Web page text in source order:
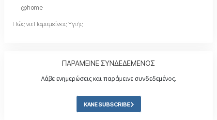
@home
Πώς να Παραμείνεις Υγιής
ΠΑΡΑΜΕΙΝΕ ΣΥΝΔΕΔΕΜΕΝΟΣ
Λάβε ενημερώσεις και παράμεινε συνδεδεμένος.
ΚΑΝΕ SUBSCRIBE